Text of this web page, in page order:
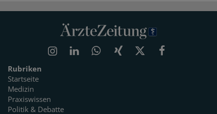
Rubriken
Startseite
Medizin
Praxiswissen
Politik & Debatte